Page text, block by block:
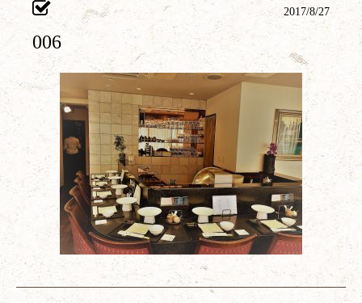
2017/8/27
006